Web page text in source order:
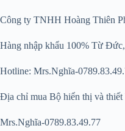
Công ty TNHH Hoàng Thiên
Hàng nhập khẩu 100% Từ
Hotline: Mrs.Nghĩa-
Địa chỉ mua Bộ hiển thị và
Mrs.Nghĩa-